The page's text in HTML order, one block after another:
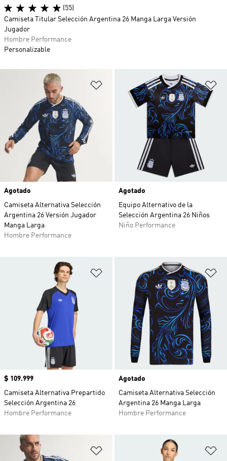
Añadir a la lista de deseos
Agotado
Camiseta Alternativa Selección
Argentina 26 Versión Jugador
Manga Larga
Hombre Performance
Agotado
Equipo Alternativo de la
Selección Argentina 26 Niños
Niño Performance
Añadir a la lista de deseos
Precio
$ 109.999
Camiseta Alternativa Prepartido
Selección Argentina 26
Hombre Performance
Agotado
Camiseta Alternativa Selección
Argentina 26 Manga Larga
Hombre Performance
Añadir a la lista de deseos
(55)
Camiseta Titular Selección Argentina 26 Manga Larga Versión
Jugador
Hombre Performance
Personalizable